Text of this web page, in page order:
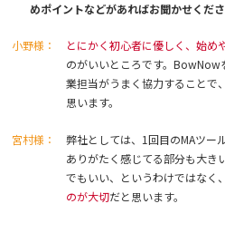
めポイントなどがあればお聞かせくださ
小野様： とにかく初心者に優しく、始め
のがいいところです。BowNow
業担当がうまく協力することで
思います。
宮村様：
弊社としては、1回目のMAツー
ありがたく感じてる部分も大き
でもいい、というわけではなく
のが大切だと思います。